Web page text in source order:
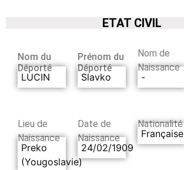
ETAT CIVIL
Nom du
Déporté
LUCIN
Prénom du
Déporté
Slavko
Nom de
Naissance
-
Lieu de
Naissance
Preko
(Yougoslavie)
Date de
Naissance
24/02/1909
Nationalité
Française